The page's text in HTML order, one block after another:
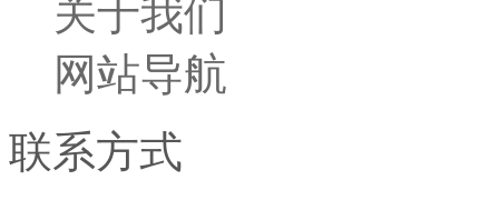
关于我们
网站导航
联系方式